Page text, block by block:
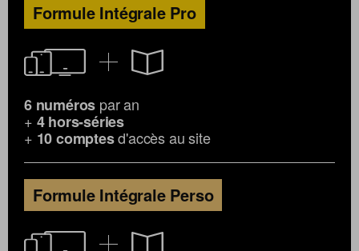
Formule Intégrale Pro
6 numéros par an
+ 4 hors-séries
+ 10 comptesd'accès au site
Formule Intégrale Perso